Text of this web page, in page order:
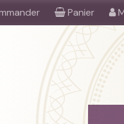
Panier